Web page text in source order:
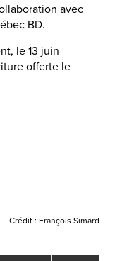
avec
BD.
le 13 juin
offerte le
Crédit : François Simard